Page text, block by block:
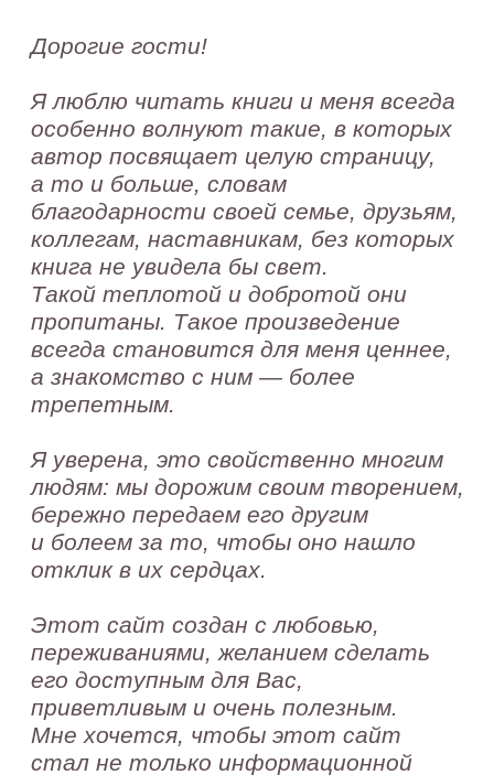
Такой теплотой и добротой они
пропитаны. Такое произведение
а знакомство с ним — более
трепетным.
Я уверена, это свойственно многим
людям: мы дорожим своим творением,
бережно передаем его другим
и болеем за то, чтобы оно нашло
отклик в их сердцах.
Этот сайт создан с любовью,
переживаниями, желанием сделать
его доступным для Вас,
приветливым и очень полезным.
Мне хочется, чтобы этот сайт
стал не только информационной
площадкой для Вас, невысыпающихся
мам и пап, но и уютным прибежищем,
помощь, надежное плечо и открытые
уши;)
Добро пожаловать!
И да, я хочу посвятить эту страницу
благодарностям
Я принимала участие в каждом штрихе при
создании этого проекта, но без этих
замечательных людей наш портал никогда бы
не увидел свет:
Я благодарна своей ненаглядной доче,
Полине: она подарила мне смысл жизни и,
благодаря своему «ужасному» сну, открыла